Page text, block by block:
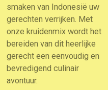
smaken van Indonesië uw
gerechten verrijken. Met
onze kruidenmix wordt het
bereiden van dit heerlijke
gerecht een eenvoudig en
bevredigend culinair
avontuur.